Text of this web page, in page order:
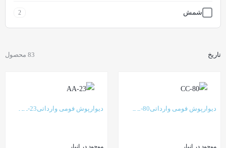
شمش 2
11 83 محصول تاریخ
دیوارپوش فومی وارداتیCC-80
موجود در انبار
دیوارپوش فومی وارداتیAA-23
موجود در انبار